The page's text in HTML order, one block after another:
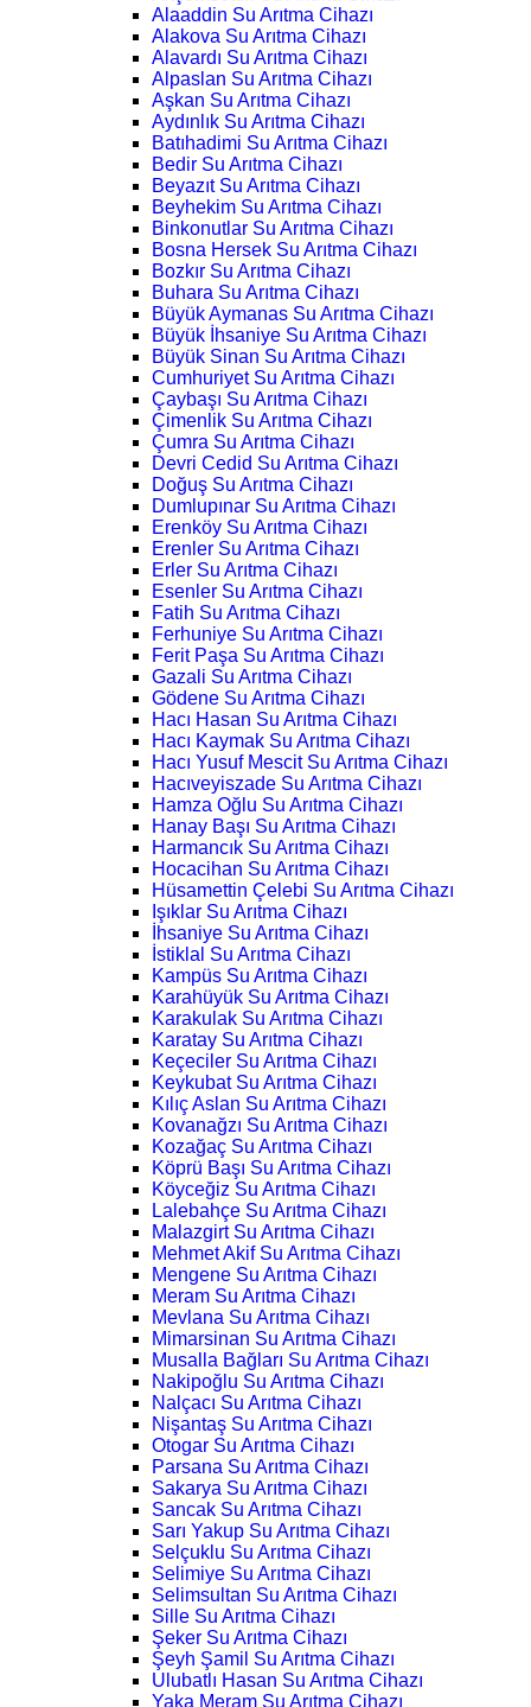
Alaaddin Su Arıtma Cihazı
Alakova Su Arıtma Cihazı
Alavardı Su Arıtma Cihazı
Alpaslan Su Arıtma Cihazı
Aşkan Su Arıtma Cihazı
Aydınlık Su Arıtma Cihazı
Batıhadimi Su Arıtma Cihazı
Bedir Su Arıtma Cihazı
Beyazıt Su Arıtma Cihazı
Beyhekim Su Arıtma Cihazı
Binkonutlar Su Arıtma Cihazı
Bosna Hersek Su Arıtma Cihazı
Bozkır Su Arıtma Cihazı
Buhara Su Arıtma Cihazı
Büyük Aymanas Su Arıtma Cihazı
Büyük İhsaniye Su Arıtma Cihazı
Büyük Sinan Su Arıtma Cihazı
Cumhuriyet Su Arıtma Cihazı
Çaybaşı Su Arıtma Cihazı
Çimenlik Su Arıtma Cihazı
Çumra Su Arıtma Cihazı
Devri Cedid Su Arıtma Cihazı
Doğuş Su Arıtma Cihazı
Dumlupınar Su Arıtma Cihazı
Erenköy Su Arıtma Cihazı
Erenler Su Arıtma Cihazı
Erler Su Arıtma Cihazı
Esenler Su Arıtma Cihazı
Fatih Su Arıtma Cihazı
Ferhuniye Su Arıtma Cihazı
Ferit Paşa Su Arıtma Cihazı
Gazali Su Arıtma Cihazı
Gödene Su Arıtma Cihazı
Hacı Hasan Su Arıtma Cihazı
Hacı Kaymak Su Arıtma Cihazı
Hacı Yusuf Mescit Su Arıtma Cihazı
Hacıveyiszade Su Arıtma Cihazı
Hamza Oğlu Su Arıtma Cihazı
Hanay Başı Su Arıtma Cihazı
Harmancık Su Arıtma Cihazı
Hocacihan Su Arıtma Cihazı
Hüsamettin Çelebi Su Arıtma Cihazı
Işıklar Su Arıtma Cihazı
İhsaniye Su Arıtma Cihazı
İstiklal Su Arıtma Cihazı
Kampüs Su Arıtma Cihazı
Karahüyük Su Arıtma Cihazı
Karakulak Su Arıtma Cihazı
Karatay Su Arıtma Cihazı
Keçeciler Su Arıtma Cihazı
Keykubat Su Arıtma Cihazı
Kılıç Aslan Su Arıtma Cihazı
Kovanağzı Su Arıtma Cihazı
Kozağaç Su Arıtma Cihazı
Köprü Başı Su Arıtma Cihazı
Köyceğiz Su Arıtma Cihazı
Lalebahçe Su Arıtma Cihazı
Malazgirt Su Arıtma Cihazı
Mehmet Akif Su Arıtma Cihazı
Mengene Su Arıtma Cihazı
Meram Su Arıtma Cihazı
Mevlana Su Arıtma Cihazı
Mimarsinan Su Arıtma Cihazı
Musalla Bağları Su Arıtma Cihazı
Nakipoğlu Su Arıtma Cihazı
Nalçacı Su Arıtma Cihazı
Nişantaş Su Arıtma Cihazı
Otogar Su Arıtma Cihazı
Parsana Su Arıtma Cihazı
Sakarya Su Arıtma Cihazı
Sancak Su Arıtma Cihazı
Sarı Yakup Su Arıtma Cihazı
Selçuklu Su Arıtma Cihazı
Selimiye Su Arıtma Cihazı
Selimsultan Su Arıtma Cihazı
Sille Su Arıtma Cihazı
Şeker Su Arıtma Cihazı
Şeyh Şamil Su Arıtma Cihazı
Ulubatlı Hasan Su Arıtma Cihazı
Yaka Meram Su Arıtma Cihazı